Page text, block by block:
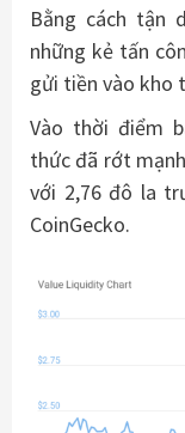
Bằng cách tận
những kẻ tấn
gửi tiền vào kho
Vào thời điểm
thức đã rớt
với 2,76 đô la
CoinGecko.